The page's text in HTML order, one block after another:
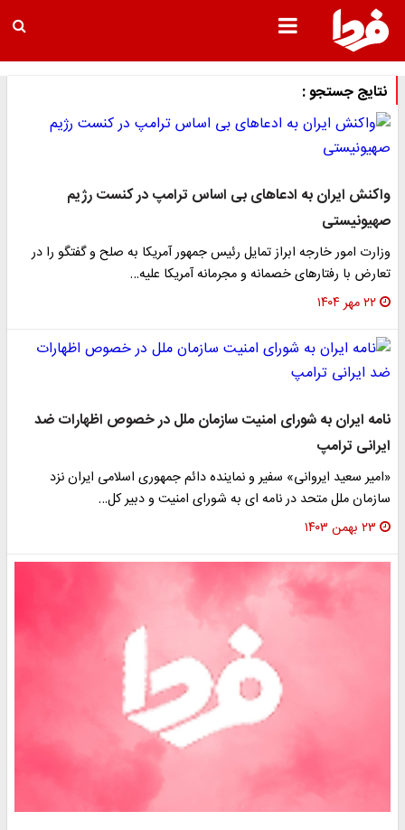
نتایج جستجو :
واکنش ایران به ادعاهای بی اساس ترامپ در کنست رژیم
صهیونیستی
وزارت امور خارجه ابراز تمایل رئیس جمهور آمریکا به صلح و گفتگو را در
تعارض با رفتارهای خصمانه و مجرمانه آمریکا علیه…
۲۲ مهر ۱۴۰۴
نامه ایران به شورای امنیت سازمان ملل در خصوص اظهارات ضد
ایرانی ترامپ
«امیر سعید ایروانی» سفیر و نماینده دائم جمهوری اسلامی ایران نزد
سازمان ملل متحد در نامه ای به شورای امنیت و دبیر کل…
۲۳ بهمن ۱۴۰۳